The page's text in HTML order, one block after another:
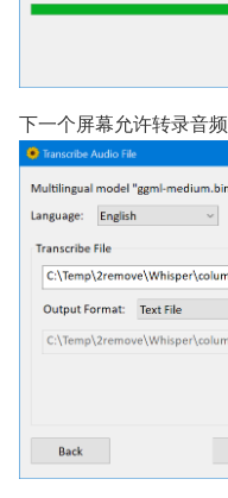
下一个屏幕允许转录音频